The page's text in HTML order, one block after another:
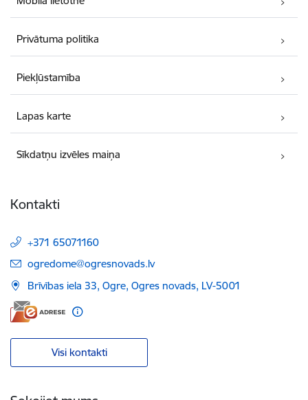
Privātuma politika
Piekļūstamība
Lapas karte
Sīkdatņu izvēles maiņa
Kontakti
+371 65071160
E-pasts:
ogredome@ogresnovads.lv
Brīvības iela 33, Ogre, Ogres novads, LV-5001
Visi kontakti